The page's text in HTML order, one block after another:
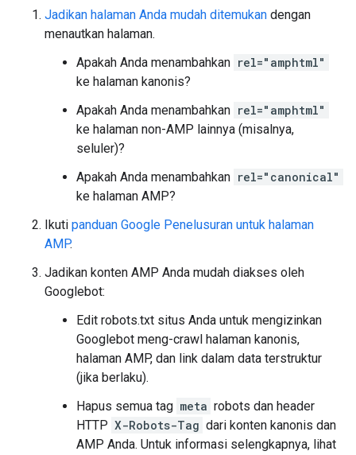
Jadikan halaman Anda mudah ditemukan dengan
menautkan halaman.
Apakah Anda menambahkan rel="amphtml"
ke halaman kanonis?
Apakah Anda menambahkan rel="amphtml"
ke halaman non-AMP lainnya (misalnya,
seluler)?
Apakah Anda menambahkan rel="canonical"
ke halaman AMP?
Ikuti panduan Google Penelusuran untuk halaman
AMP.
Jadikan konten AMP Anda mudah diakses oleh
Googlebot:
Edit robots.txt situs Anda untuk mengizinkan
Googlebot meng-crawl halaman kanonis,
halaman AMP, dan link dalam data terstruktur
(jika berlaku).
Hapus semua tag meta robots dan header
HTTP X-Robots-Tag dari konten kanonis dan
AMP Anda. Untuk informasi selengkapnya, lihat